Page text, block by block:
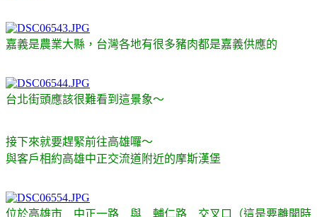
嘉義是農業大縣，台灣各地有很多豬肉都是嘉義供應的
台北街頭應該很難看到這景象～
接下來就要趕緊前往高雄囉～
與客戶相約高雄中正交流道附近的摩斯漢堡
位於高雄市 中正一路 與 輔仁路 交叉口（這是要離開時